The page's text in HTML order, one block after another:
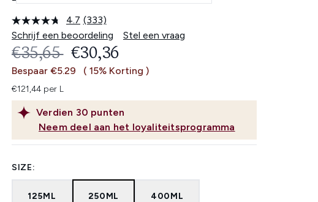
4.7 Lees
333
beoordelingen.
Dezelfde
paginalink.
(333)
Schrijf een beoordeling
Stel een vraag
Verdien 30 punten
Neem deel aan het loyaliteitsprogramma
RECOMMENDED RETAIL PRICE:
€35,65 HUIDIGE PRIJS:
€30,36
Bespaar €5.29 ( 15% Korting )
€121,44 per L
SIZE:
125ML 250ML 400ML